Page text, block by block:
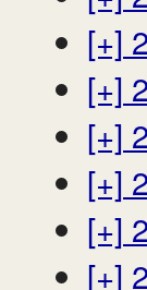
[+]
[+]
[+]
[+]
[+]
[+]